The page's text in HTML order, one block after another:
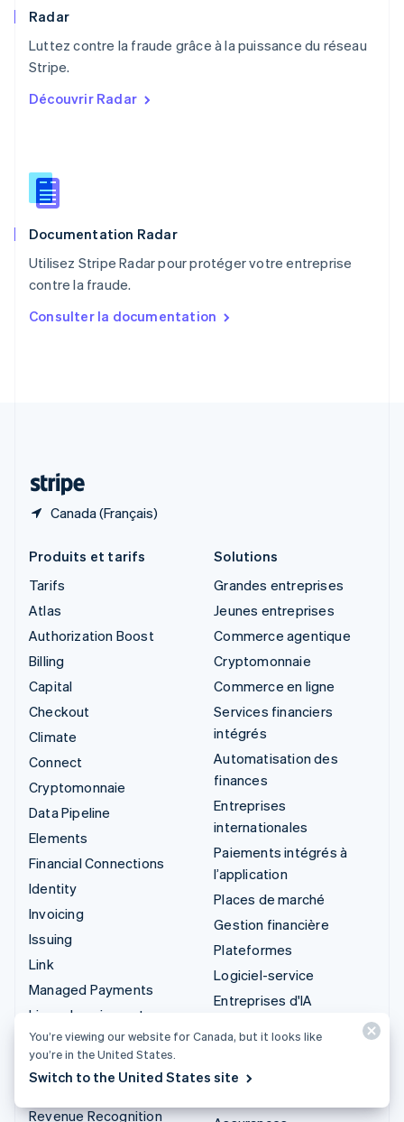
Radar
Luttez contre la fraude grâce à la puissance du réseau
Stripe.
Découvrir Radar
Documentation Radar
Utilisez Stripe Radar pour protéger votre entreprise
contre la fraude.
Consulter la documentation
Canada (Français)
Pays-Bas
Pologne
English
PortuguêsEnglish
English
Roumanie
Royaume-Uni
Singapour
English简体中文
English
Produits et tarifs
Tarifs
Atlas
Authorization Boost
Billing
Capital
Checkout
Climate
Connect
Cryptomonnaie
Data Pipeline
Elements
Financial Connections
Identity
Invoicing
Issuing
Link
Managed Payments
Liens de paiement
Payments
Payouts
Revenue Recognition
Solutions
Grandes entreprises
Jeunes entreprises
Commerce agentique
Cryptomonnaie
Commerce en ligne
Services financiers
intégrés
Automatisation des
finances
Entreprises
internationales
Paiements intégrés à
l’application
Places de marché
Gestion financière
Plateformes
Logiciel-service
Entreprises d'IA
Économie de la création
Hôtellerie, voyages et
You’re viewing our website for Canada, but it looks like
you’re in the United States.
Switch to the United States site